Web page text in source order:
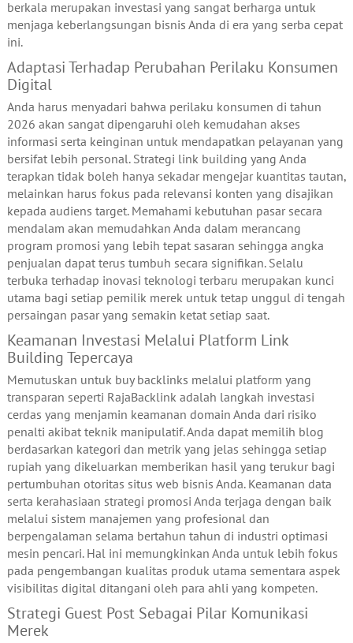
berkala merupakan investasi yang sangat berharga untuk
menjaga keberlangsungan bisnis Anda di era yang serba cepat
ini.
Adaptasi Terhadap Perubahan Perilaku Konsumen
Digital
Anda harus menyadari bahwa perilaku konsumen di tahun
2026 akan sangat dipengaruhi oleh kemudahan akses
informasi serta keinginan untuk mendapatkan pelayanan yang
bersifat lebih personal. Strategi link building yang Anda
terapkan tidak boleh hanya sekadar mengejar kuantitas tautan,
melainkan harus fokus pada relevansi konten yang disajikan
kepada audiens target. Memahami kebutuhan pasar secara
mendalam akan memudahkan Anda dalam merancang
program promosi yang lebih tepat sasaran sehingga angka
penjualan dapat terus tumbuh secara signifikan. Selalu
terbuka terhadap inovasi teknologi terbaru merupakan kunci
utama bagi setiap pemilik merek untuk tetap unggul di tengah
persaingan pasar yang semakin ketat setiap saat.
Keamanan Investasi Melalui Platform Link
Building Tepercaya
Memutuskan untuk buy backlinks melalui platform yang
transparan seperti RajaBacklink adalah langkah investasi
cerdas yang menjamin keamanan domain Anda dari risiko
penalti akibat teknik manipulatif. Anda dapat memilih blog
berdasarkan kategori dan metrik yang jelas sehingga setiap
rupiah yang dikeluarkan memberikan hasil yang terukur bagi
pertumbuhan otoritas situs web bisnis Anda. Keamanan data
serta kerahasiaan strategi promosi Anda terjaga dengan baik
melalui sistem manajemen yang profesional dan
berpengalaman selama bertahun tahun di industri optimasi
mesin pencari. Hal ini memungkinkan Anda untuk lebih fokus
pada pengembangan kualitas produk utama sementara aspek
visibilitas digital ditangani oleh para ahli yang kompeten.
Strategi Guest Post Sebagai Pilar Komunikasi
Merek